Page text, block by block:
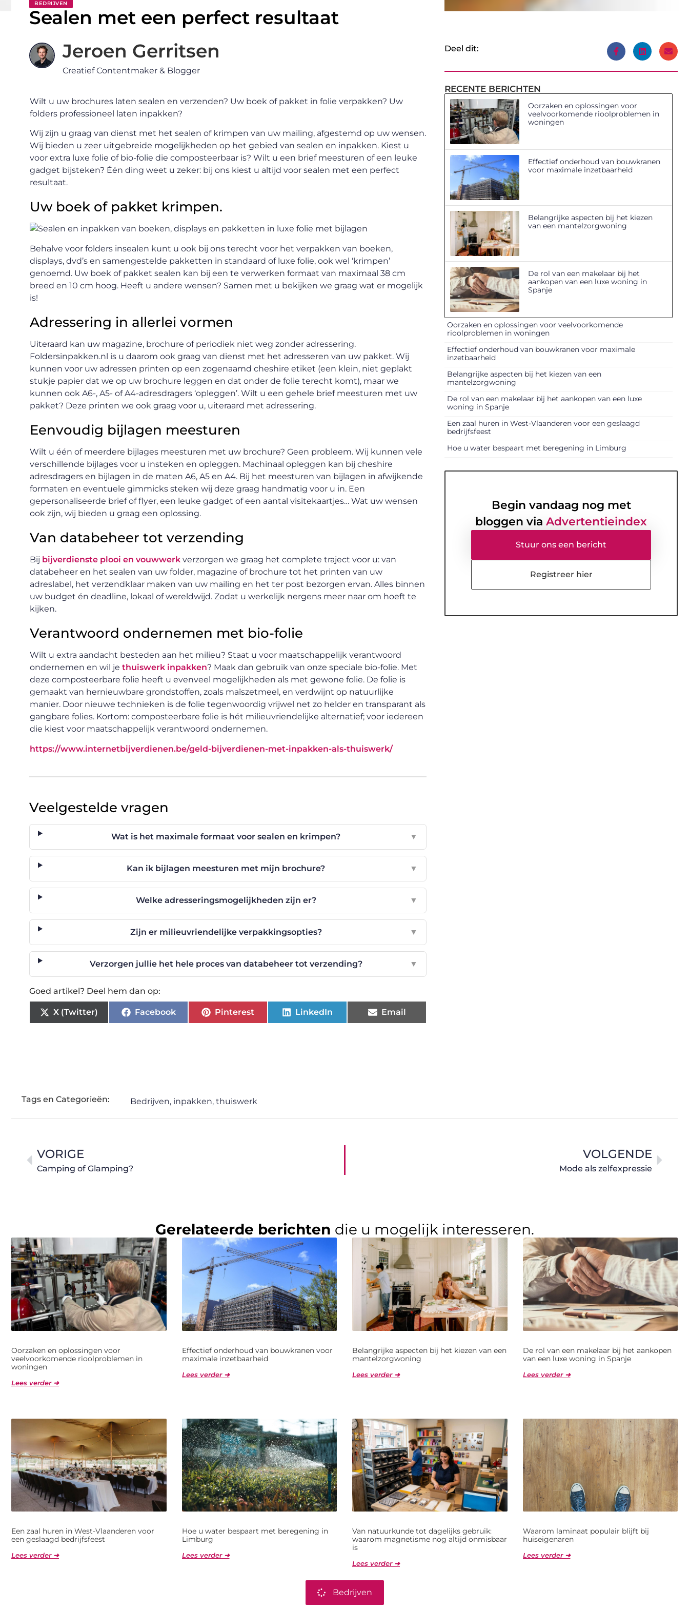
BEDRIJVEN
Sealen met een perfect resultaat
Jeroen Gerritsen
Creatief Contentmaker & Blogger
Wilt u uw brochures laten sealen en verzenden? Uw boek of pakket in folie verpakken? Uw
folders professioneel laten inpakken?
Wij zijn u graag van dienst met het sealen of krimpen van uw mailing, afgestemd op uw wensen.
Wij bieden u zeer uitgebreide mogelijkheden op het gebied van sealen en inpakken. Kiest u
voor extra luxe folie of bio-folie die composteerbaar is? Wilt u een brief meesturen of een leuke
gadget bijsteken? Één ding weet u zeker: bij ons kiest u altijd voor sealen met een perfect
resultaat.
Uw boek of pakket krimpen.
Behalve voor folders insealen kunt u ook bij ons terecht voor het verpakken van boeken,
displays, dvd’s en samengestelde pakketten in standaard of luxe folie, ook wel ‘krimpen’
genoemd. Uw boek of pakket sealen kan bij een te verwerken formaat van maximaal 38 cm
breed en 10 cm hoog. Heeft u andere wensen? Samen met u bekijken we graag wat er mogelijk
is!
Adressering in allerlei vormen
Uiteraard kan uw magazine, brochure of periodiek niet weg zonder adressering.
Foldersinpakken.nl is u daarom ook graag van dienst met het adresseren van uw pakket. Wij
kunnen voor uw adressen printen op een zogenaamd cheshire etiket (een klein, niet geplakt
stukje papier dat we op uw brochure leggen en dat onder de folie terecht komt), maar we
kunnen ook A6-, A5- of A4-adresdragers ‘opleggen’. Wilt u een gehele brief meesturen met uw
pakket? Deze printen we ook graag voor u, uiteraard met adressering.
Eenvoudig bijlagen meesturen
Wilt u één of meerdere bijlages meesturen met uw brochure? Geen probleem. Wij kunnen vele
verschillende bijlages voor u insteken en opleggen. Machinaal opleggen kan bij cheshire
adresdragers en bijlagen in de maten A6, A5 en A4. Bij het meesturen van bijlagen in afwijkende
formaten en eventuele gimmicks steken wij deze graag handmatig voor u in. Een
gepersonaliseerde brief of flyer, een leuke gadget of een aantal visitekaartjes… Wat uw wensen
ook zijn, wij bieden u graag een oplossing.
Van databeheer tot verzending
Bij bijverdienste plooi en vouwwerk verzorgen we graag het complete traject voor u: van
databeheer en het sealen van uw folder, magazine of brochure tot het printen van uw
adreslabel, het verzendklaar maken van uw mailing en het ter post bezorgen ervan. Alles binnen
uw budget én deadline, lokaal of wereldwijd. Zodat u werkelijk nergens meer naar om hoeft te
kijken.
Verantwoord ondernemen met bio-folie
Wilt u extra aandacht besteden aan het milieu? Staat u voor maatschappelijk verantwoord
ondernemen en wil je thuiswerk inpakken? Maak dan gebruik van onze speciale bio-folie. Met
deze composteerbare folie heeft u evenveel mogelijkheden als met gewone folie. De folie is
gemaakt van hernieuwbare grondstoffen, zoals maïszetmeel, en verdwijnt op natuurlijke
manier. Door nieuwe technieken is de folie tegenwoordig vrijwel net zo helder en transparant als
gangbare folies. Kortom: composteerbare folie is hét milieuvriendelijke alternatief; voor iedereen
die kiest voor maatschappelijk verantwoord ondernemen.
https://www.internetbijverdienen.be/geld-bijverdienen-met-inpakken-als-thuiswerk/
Veelgestelde vragen
Wat is het maximale formaat voor sealen en krimpen? ▼
Kan ik bijlagen meesturen met mijn brochure? ▼
Welke adresseringsmogelijkheden zijn er? ▼
Zijn er milieuvriendelijke verpakkingsopties? ▼
Verzorgen jullie het hele proces van databeheer tot verzending? ▼
Goed artikel? Deel hem dan op:
X (Twitter) Facebook Pinterest LinkedIn Email
Deel dit:
RECENTE BERICHTEN
Oorzaken en oplossingen voor
veelvoorkomende rioolproblemen in
woningen
Effectief onderhoud van bouwkranen
voor maximale inzetbaarheid
Belangrijke aspecten bij het kiezen
van een mantelzorgwoning
De rol van een makelaar bij het
aankopen van een luxe woning in
Spanje
Oorzaken en oplossingen voor veelvoorkomende
rioolproblemen in woningen
Effectief onderhoud van bouwkranen voor maximale
inzetbaarheid
Belangrijke aspecten bij het kiezen van een
mantelzorgwoning
De rol van een makelaar bij het aankopen van een luxe
woning in Spanje
Een zaal huren in West-Vlaanderen voor een geslaagd
bedrijfsfeest
Hoe u water bespaart met beregening in Limburg
Begin vandaag nog met
bloggen via Advertentieindex
Stuur ons een bericht
Registreer hier
Tags en Categorieën: Bedrijven, inpakken, thuiswerk
VORIGE
Camping of Glamping?
VOLGENDE
Mode als zelfexpressie
Gerelateerde berichten die u mogelijk interesseren.
Oorzaken en oplossingen voor
veelvoorkomende rioolproblemen in
woningen
Lees verder ➜
Effectief onderhoud van bouwkranen voor
maximale inzetbaarheid
Lees verder ➜
Belangrijke aspecten bij het kiezen van een
mantelzorgwoning
Lees verder ➜
De rol van een makelaar bij het aankopen
van een luxe woning in Spanje
Lees verder ➜
Een zaal huren in West-Vlaanderen voor
een geslaagd bedrijfsfeest
Lees verder ➜
Hoe u water bespaart met beregening in
Limburg
Lees verder ➜
Van natuurkunde tot dagelijks gebruik:
waarom magnetisme nog altijd onmisbaar
is
Lees verder ➜
Waarom laminaat populair blijft bij
huiseigenaren
Lees verder ➜
Bedrijven